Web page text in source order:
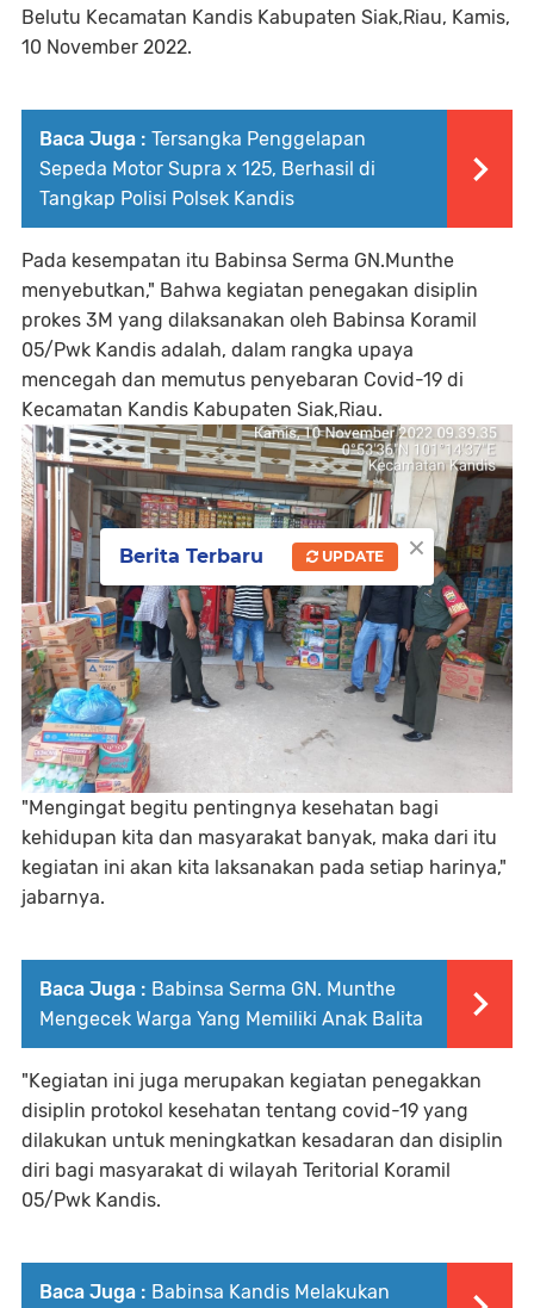
Belutu Kecamatan Kandis Kabupaten Siak,Riau, Kamis,
10 November 2022.
Baca Juga : Tersangka Penggelapan
Sepeda Motor Supra x 125, Berhasil di
Tangkap Polisi Polsek Kandis
Pada kesempatan itu Babinsa Serma GN.Munthe
menyebutkan," Bahwa kegiatan penegakan disiplin
prokes 3M yang dilaksanakan oleh Babinsa Koramil
05/Pwk Kandis adalah, dalam rangka upaya
mencegah dan memutus penyebaran Covid-19 di
Kecamatan Kandis Kabupaten Siak,Riau.
"Mengingat begitu pentingnya kesehatan bagi
kehidupan kita dan masyarakat banyak, maka dari itu
kegiatan ini akan kita laksanakan pada setiap harinya,"
jabarnya.
Baca Juga : Babinsa Serma GN. Munthe
Mengecek Warga Yang Memiliki Anak Balita
"Kegiatan ini juga merupakan kegiatan penegakkan
disiplin protokol kesehatan tentang covid-19 yang
dilakukan untuk meningkatkan kesadaran dan disiplin
diri bagi masyarakat di wilayah Teritorial Koramil
05/Pwk Kandis.
Baca Juga : Babinsa Kandis Melakukan
×
Berita Terbaru UPDATE